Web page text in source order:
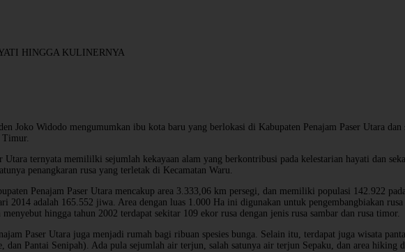
HINGGA KULINERNYA
Joko Widodo mengumumkan ibu kota baru yang berlokasi di Kabupaten Penajam Paser Utara dan
Timur.
Utara ternyata memililki sejumlah kekayaan alam yang berkontribusi pada kelestarian hayati dan
penangkaran rusa yang terletak di Kecamatan Waru.
Penajam Paser Utara mencakup area 3.333,06 km persegi, dan memiliki populasi 142.922
2014 adalah 165.552 jiwa. Area dengan luas 1.000 Ha ini digunakan untuk pengembangbiakan
menyebut hingga tahun 2002 terdapat sekitar 109 ekor rusa dengan jenis rusa sambar dan rusa timor.
Paser Utara juga menjadi rumah bagi ribuan spesies bunga. Selain itu, terdapat juga wisata
dan Pantai Senipah). Ada pula sejumlah air terjun, salah satunya air terjun Sepaku, dan area hiking